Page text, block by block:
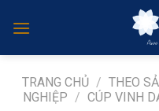
TRANG CHỦ / THEO
NGHIỆP / CÚP VINH